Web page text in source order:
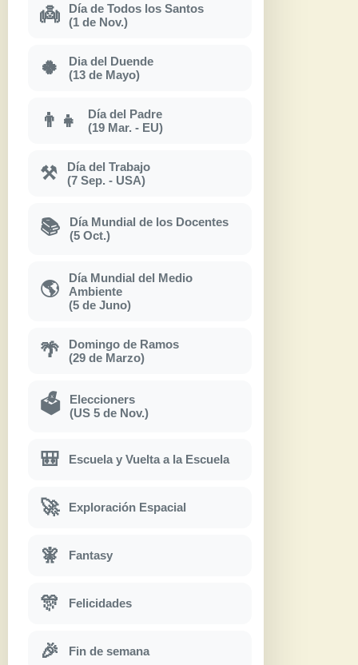
👼
Día de Todos los Santos
(1 de Nov.)
🍀
Dia del Duende
(13 de Mayo)
👨‍👧
Día del Padre
(19 Mar. - EU)
⚒
Día del Trabajo
(7 Sep. - USA)
📚
Día Mundial de los Docentes
(5 Oct.)
🌎
Día Mundial del Medio
Ambiente
(5 de Juno)
🌴
Domingo de Ramos
(29 de Marzo)
🗳
Eleccioners
(US 5 de Nov.)
🎒 Escuela y Vuelta a la Escuela
🚀 Exploración Espacial
🧚 Fantasy
🎊 Felicidades
🎉 Fin de semana